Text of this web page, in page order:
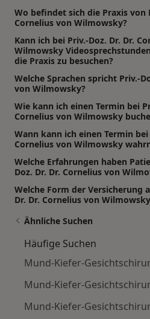
Wo befindet sich die Praxis von
Cornelius von Wilmowsky?
Kann ich bei Priv.-Doz. Dr. Dr.
Wilmowsky
die Praxis zu besuchen?
Welche Sprachen spricht Priv.-
von Wilmowsky?
Wie kann ich einen Termin bei
Cornelius von Wilmowsky
Wann kann ich einen Termin bei
Cornelius von Wilmowsky
Welche Erfahrungen haben
Doz. Dr. Dr. Cornelius von
Welche Form der Versicherung
Dr. Dr. Cornelius von
Ähnliche Suchen
Häufige Suchen
Mund-Kiefer-
Mund-Kiefer-
Mund-Kiefer-